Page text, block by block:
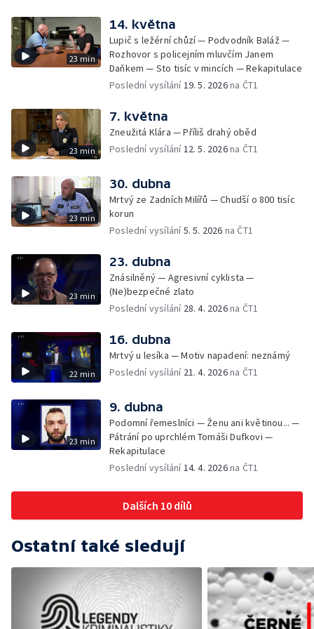
23 min
14. května
Lupič s ležérní chůzí — Podvodník Baláž —
Rozhovor s policejním mluvčím Janem
Daňkem — Sto tisíc v mincích — Rekapitulace
Poslední vysílání19. 5. 2026na ČT1
23 min
7. května
Zneužitá Klára — Příliš drahý oběd
Poslední vysílání12. 5. 2026na ČT1
23 min
30. dubna
Mrtvý ze Zadních Milířů — Chudší o 800 tisíc
korun
Poslední vysílání5. 5. 2026 na ČT1
23 min
23. dubna
Znásilněný — Agresivní cyklista —
(Ne)bezpečné zlato
Poslední vysílání 28. 4. 2026na ČT1
22 min
16. dubna
Mrtvý u lesíka — Motiv napadení: neznámý
Poslední vysílání 21. 4. 2026na ČT1
23 min
9. dubna
Podomní řemeslníci — Ženu ani květinou... —
Pátrání po uprchlém Tomáši Dufkovi —
Rekapitulace
Poslední vysílání14. 4. 2026na ČT1
Dalších 10 dílů
Ostatní také sledují